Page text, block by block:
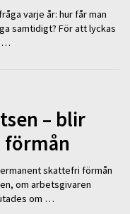
varje år: hur får man
samtidigt? För att lyckas
…
– blir
skattefri förmån
om arbetsgivaren
om …